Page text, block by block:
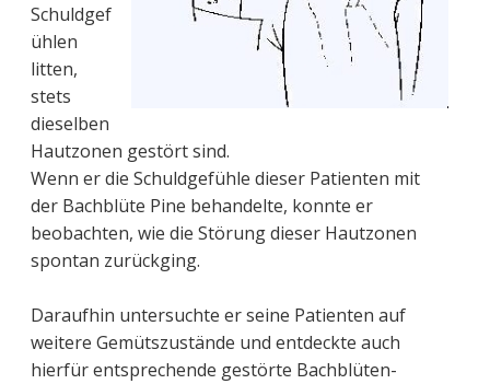
Schuldgef
ühlen
litten,
stets
dieselben
Hautzonen gestört sind.
Wenn er die Schuldgefühle dieser Patienten mit
der Bachblüte Pine behandelte, konnte er
beobachten, wie die Störung dieser Hautzonen
spontan zurückging.
Daraufhin untersuchte er seine Patienten auf
weitere Gemütszustände und entdeckte auch
hierfür entsprechende gestörte Bachblüten-